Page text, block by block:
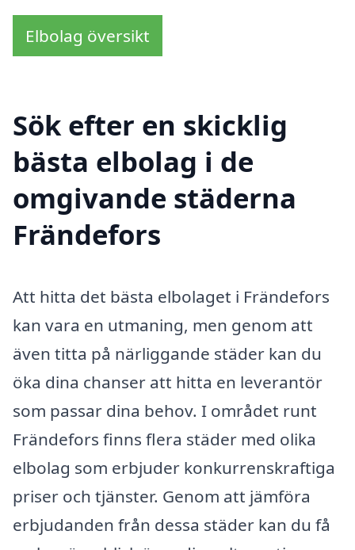
Elbolag översikt
Sök efter en skicklig
bästa elbolag i de
omgivande städerna
Frändefors
Att hitta det bästa elbolaget i Frändefors
kan vara en utmaning, men genom att
även titta på närliggande städer kan du
öka dina chanser att hitta en leverantör
som passar dina behov. I området runt
Frändefors finns flera städer med olika
elbolag som erbjuder konkurrenskraftiga
priser och tjänster. Genom att jämföra
erbjudanden från dessa städer kan du få